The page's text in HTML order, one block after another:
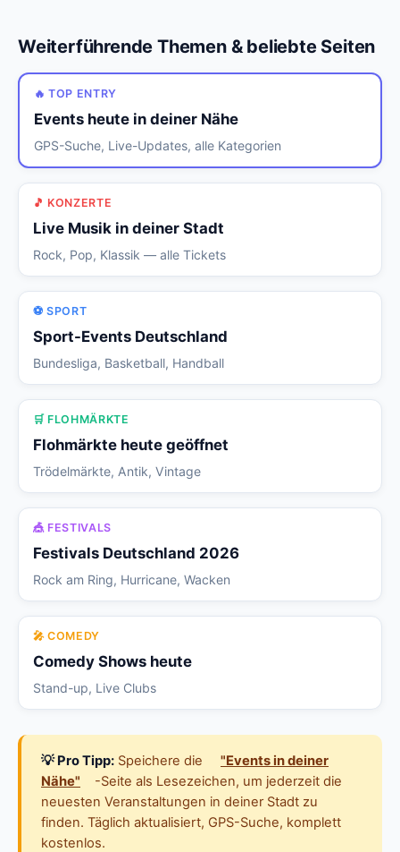
Weiterführende Themen & beliebte Seiten
🔥 TOP ENTRY
Events heute in deiner Nähe
GPS-Suche, Live-Updates, alle Kategorien
🎵 KONZERTE
Live Musik in deiner Stadt
Rock, Pop, Klassik — alle Tickets
⚽ SPORT
Sport-Events Deutschland
Bundesliga, Basketball, Handball
🛒 FLOHMÄRKTE
Flohmärkte heute geöffnet
Trödelmärkte, Antik, Vintage
🎪 FESTIVALS
Festivals Deutschland 2026
Rock am Ring, Hurricane, Wacken
🎤 COMEDY
Comedy Shows heute
Stand-up, Live Clubs
💡 Pro Tipp: Speichere die
"Events in deiner
Nähe"
-Seite als Lesezeichen, um jederzeit die
neuesten Veranstaltungen in deiner Stadt zu
finden. Täglich aktualisiert, GPS-Suche, komplett
kostenlos.